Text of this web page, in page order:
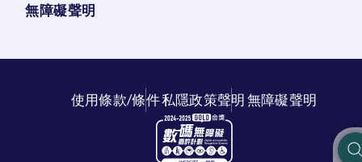
無障礙聲明
使用條款/條件私隱政策聲明無障礙聲明